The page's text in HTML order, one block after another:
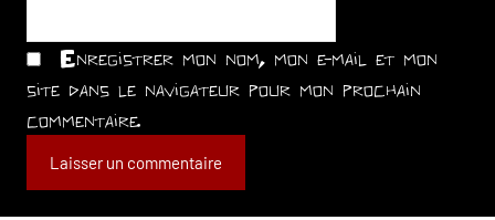
Enregistrer mon nom, mon e-mail et mon
site dans le navigateur pour mon prochain
commentaire.